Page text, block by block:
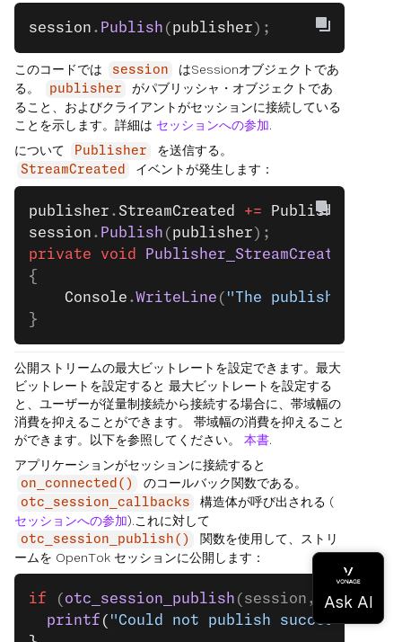
session . Publish ( publisher );
このコードでは session
はSessionオブジェクトであ
る。
publisher
がパブリッシャ・オブジェクトであ
ること、およびクライアントがセッションに接続している
ことを示します。詳細は セッションへの参加.
について
Publisher を送信する。
StreamCreated イベントが発生します：
publisher . StreamCreated +=
session . Publish ( publisher );
private void Publisher_StreamCreated
{
    Console
.WriteLine ( "The publisher
}
公開ストリームの最大ビットレートを設定できます。最大
ビットレートを設定すると 最大ビットレートを設定する
と、ユーザーが従量制接続から接続する場合に、帯域幅の
消費を抑えることができます。 帯域幅の消費を抑えること
ができます。以下を参照してください。 本書.
アプリケーションがセッションに接続すると
on_connected() のコールバック関数である。
otc_session_callbacks
構造体が呼び出される (
セッションへの参加).これに対して
otc_session_publish()
関数を使用して、ストリ
ームを OpenTok セッションに公開します：
if ( otc_session_publish (session,
  printf
( "Could not publish